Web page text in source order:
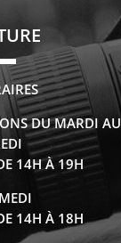
DU MARDI AU
14H À 19H
14H À 18H